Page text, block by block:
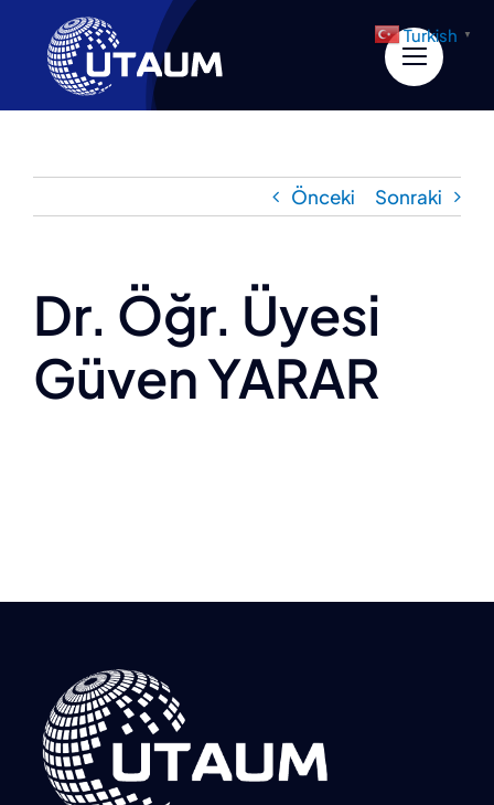
Önceki Sonraki
Dr. Öğr. Üyesi
Güven YARAR
Turkish ▼